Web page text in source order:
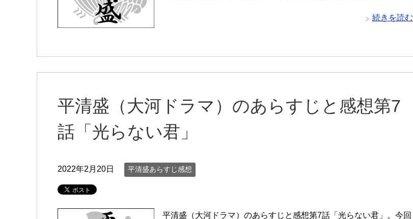
続きを読む
平清盛（大河ドラマ）のあらすじと感想第7
話「光らない君」
2022年2月20日 平清盛あらすじ感想
平清盛（大河ドラマ）のあらすじと感想第7話「光らない君」。今回